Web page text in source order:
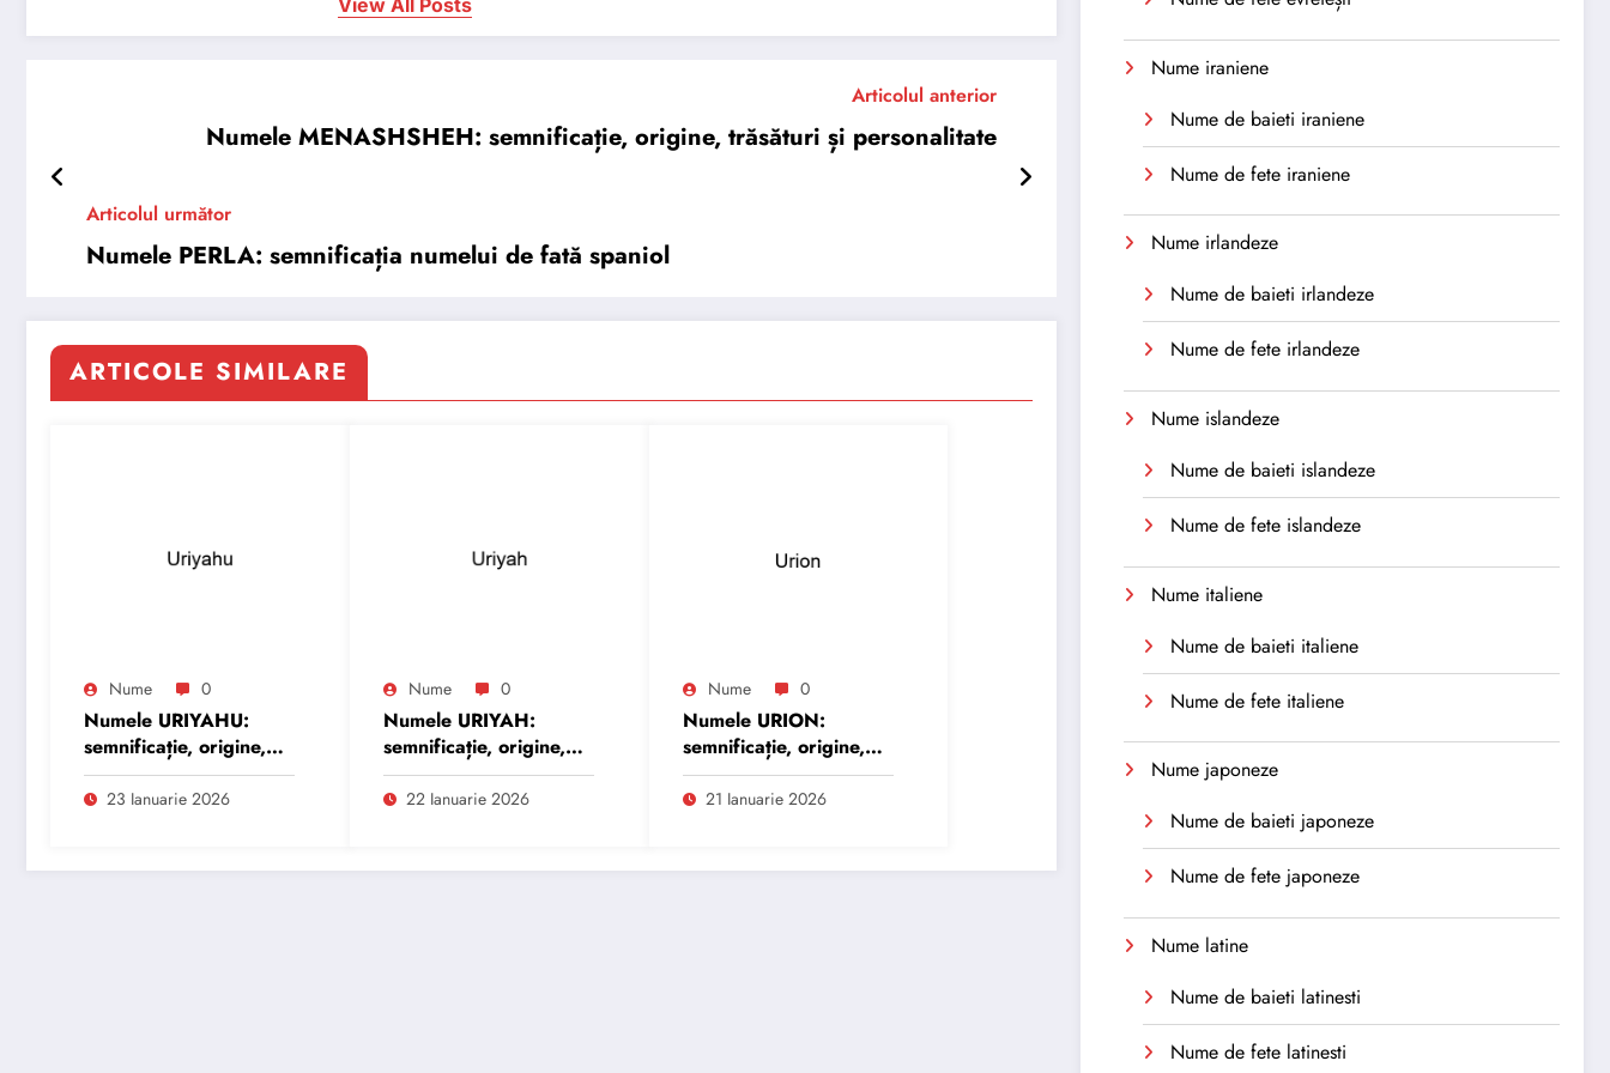
Articolul anterior
Numele MENASHSHEH: semnificație, origine, trăsături și personalitate
Articolul următor
Numele PERLA: semnificația numelui de fată spaniol
ARTICOLE SIMILARE
Nume 0
Numele URIYAHU:
semnificație, origine,
trăsături și
personalitate
23 Ianuarie 2026
Nume 0
Numele URIYAH:
semnificație, origine,
trăsături și
personalitate
22 Ianuarie 2026
Nume 0
Numele URION:
semnificație, origine,
trăsături și
personalitate
21 Ianuarie 2026
Nume iraniene
Nume de baieti iraniene
Nume de fete iraniene
Nume irlandeze
Nume de baieti irlandeze
Nume de fete irlandeze
Nume islandeze
Nume de baieti islandeze
Nume de fete islandeze
Nume italiene
Nume de baieti italiene
Nume de fete italiene
Nume japoneze
Nume de baieti japoneze
Nume de fete japoneze
Nume latine
Nume de baieti latinesti
Nume de fete latinesti